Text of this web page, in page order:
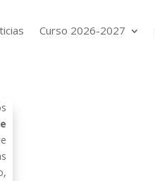
Curso 2026-2027